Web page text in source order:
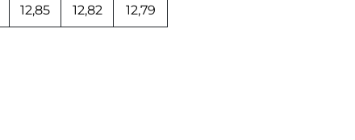
12,85
12,82
12,79